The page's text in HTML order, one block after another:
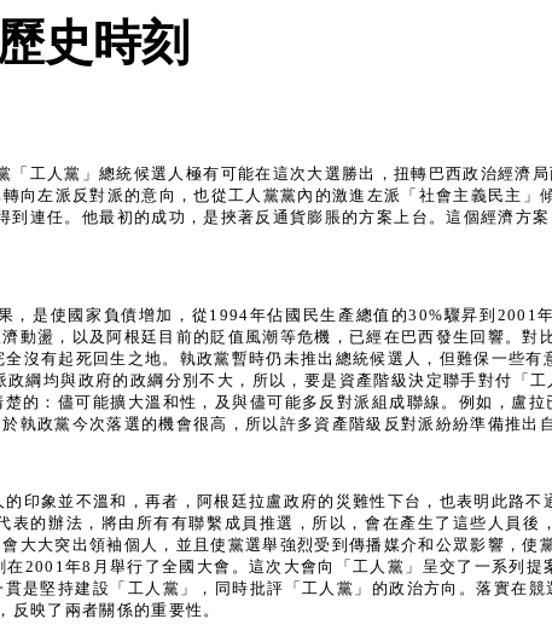
史時刻
工人黨」總統候選人極有可能在這次大選勝出，扭轉巴西政治經濟
向左派反對派的意向，也從工人黨黨內的激進左派「社會主義民主」
連任。他最初的成功，是挾著反通貨膨脹的方案上台。這個經濟方
，是使國家負債增加，從1994年佔國民生產總值的30%驟昇到
動盪，以及阿根廷目前的貶值風潮等危機，已經在巴西發生回響。對
沒有起死回生之地。執政黨暫時仍未推出總統候選人，但難保一些
綱均與政府的政綱分別不大，所以，要是資產階級決定聯手對付「
的：儘可能擴大溫和性，及與儘可能多反對派組成聯線。例如，盧
執政黨今次落選的機會很高，所以許多資產階級反對派紛紛準備推出
印象並不溫和，再者，阿根廷拉盧政府的災難性下台，也表明此路不
表的辦法，將由所有有聯繫成員推選，所以，會在產生了這些人員
大大突出領袖個人，並且使黨選舉強烈受到傳播媒介和公眾影響，使
在2001年8月舉行了全國大會。這次大會向「工人黨」呈交了一系列
是堅持建設「工人黨」，同時批評「工人黨」的政治方向。落實在
映了兩者關係的重要性。